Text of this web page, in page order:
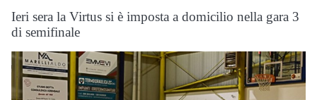
Ieri sera la Virtus si è imposta a domicilio nella gara 3
di semifinale